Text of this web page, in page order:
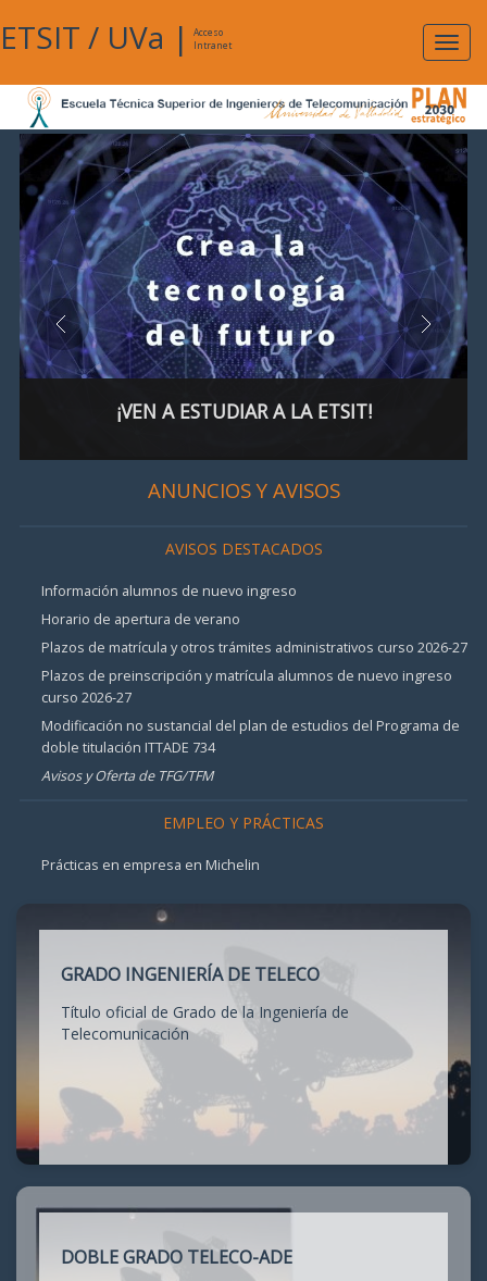
ETSIT / UVa |
Acceso
Intranet
¡VEN A ESTUDIAR A LA ETSIT!
ANUNCIOS Y AVISOS
AVISOS DESTACADOS
Información alumnos de nuevo ingreso
Horario de apertura de verano
Plazos de matrícula y otros trámites administrativos curso 2026-27
Plazos de preinscripción y matrícula alumnos de nuevo ingreso
curso 2026-27
Modificación no sustancial del plan de estudios del Programa de
doble titulación ITTADE 734
Avisos y Oferta de TFG/TFM
EMPLEO Y PRÁCTICAS
Prácticas en empresa en Michelin
GRADO INGENIERÍA DE TELECO
Título oficial de Grado de la Ingeniería de
Telecomunicación
DOBLE GRADO TELECO-ADE